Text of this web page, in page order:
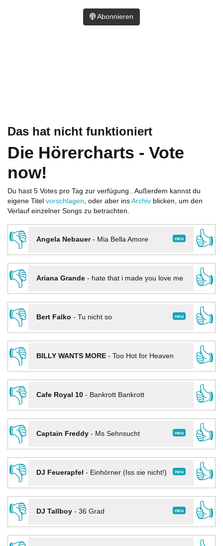
Das hat nicht funktioniert
Die Hörercharts - Vote
now!
Du hast 5 Votes pro Tag zur verfügung.. Außerdem kannst du
eigene Titel vorschlagen, oder aber ins Archiv blicken, um den
Verlauf einzelner Songs zu betrachten.
👎 neu
Angela Nebauer- Mia Bella Amore
👍
👎
Ariana Grande- hate that i made you love me
👍
👎
neu
Bert Falko - Tu nicht so
👍
👎
BILLY WANTS MORE- Too Hot for Heaven
👍
👎
Cafe Royal 10- Bankrott Bankrott
👍
👎
neu
Captain Freddy- Ms Sehnsucht
👍
👎
neu
DJ Feuerapfel - Einhörner (Iss sie nicht!)
👍
👎
neu
DJ Tallboy- 36 Grad
👍
Abonnieren